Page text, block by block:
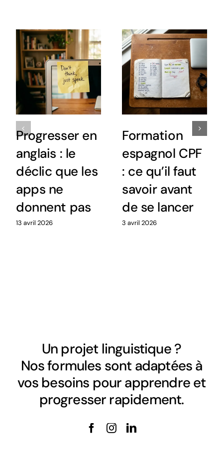
Progresser en
anglais : le
déclic que les
apps ne
donnent pas
13 avril 2026
Formation
espagnol CPF
: ce qu’il faut
savoir avant
de se lancer
3 avril 2026
Un projet linguistique ?
Nos formules sont adaptées à
vos besoins pour apprendre et
progresser rapidement.